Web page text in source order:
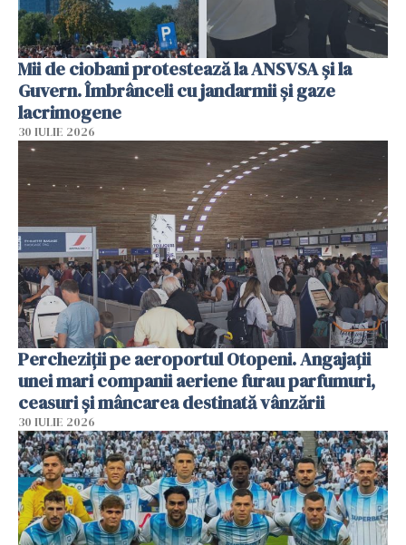
Mii de ciobani protestează la ANSVSA și la
Guvern. Îmbrânceli cu jandarmii și gaze
lacrimogene
30 IULIE 2026
Percheziții pe aeroportul Otopeni. Angajații
unei mari companii aeriene furau parfumuri,
ceasuri și mâncarea destinată vânzării
30 IULIE 2026